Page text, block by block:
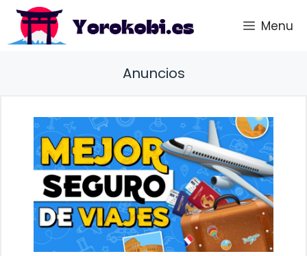
Saltar
contenido
Menu
Anuncios